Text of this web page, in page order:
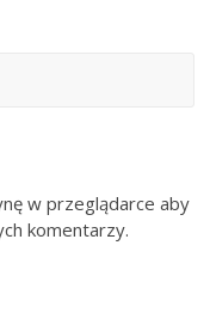
w przeglądarce aby
komentarzy.